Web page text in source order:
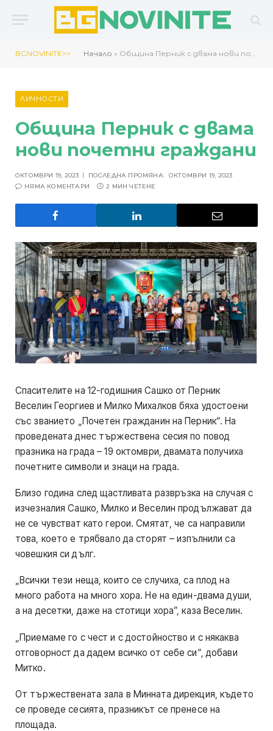
BGNOVINITE>> Начало » Община Перник с двама нови почетни граждани
ЛИЧНОСТИ
Община Перник с двама
нови почетни граждани
ОКТОМВРИ 19, 2023 ПОСЛЕДНА ПРОМЯНА: ОКТОМВРИ 19, 2023
НЯМА КОМЕНТАРИ
2 МИН ЧЕТЕНЕ
Спасителите на 12-годишния Сашко от Перник
Веселин Георгиев и Милко Михалков бяха удостоени
със званието „Почетен гражданин на Перник“. На
проведената днес тържествена сесия по повод
празника на града – 19 октомври, двамата получиха
почетните символи и знаци на града.
Близо година след щастливата развръзка на случая с
изчезналия Сашко, Милко и Веселин продължават да
не се чувстват като герои. Смятат, че са направили
това, което е трябвало да сторят – изпълнили са
човешкия си дълг.
„Всички тези неща, които се случиха, са плод на
много работа на много хора. Не на един-двама души,
а на десетки, даже на стотици хора”, каза Веселин.
„Приемаме го с чест и с достойноство и с някаква
отговорност да дадем всичко от себе си“, добави
Митко.
От тържествената зала в Минната дирекция, където
се проведе сесията, празникът се пренесе на
площада.